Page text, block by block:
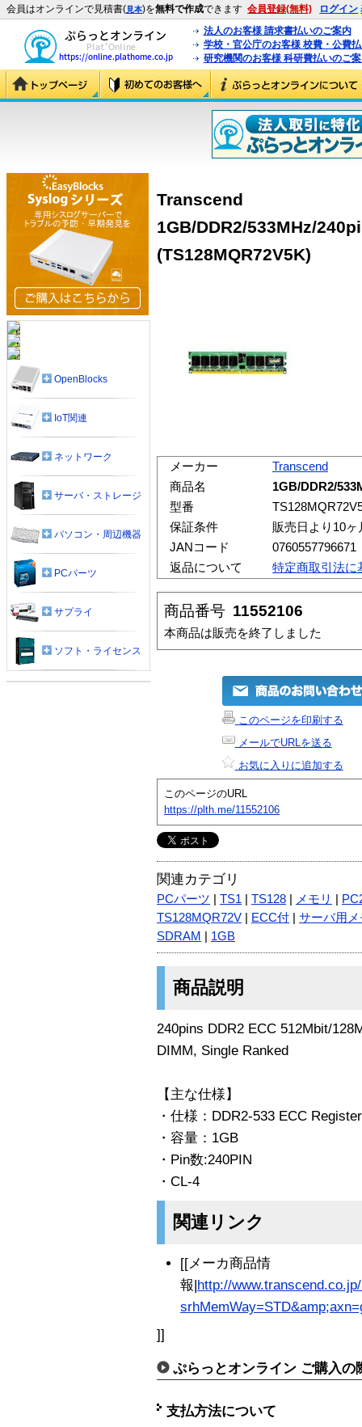
会員はオンラインで見積書(見本)を無料で作成できます 会員登録(無料) ログイン
法人のお客様 請求書払いのご案内
学校・官公庁のお客様 校費・公費
研究機関のお客様 科研費払いのご
Transcend
1GB/DDR2/533MHz/
(TS128MQR72V5K)
メーカー
Transcend
商品名
1GB/DDR2/
型番
保証条件
販売日より10
JANコード
0760557796671
返品について
特定商取引法に
商品番号 11552106
本商品は販売を終了しました
このページを印刷する
メールでURLを送る
お気に入りに追加する
このページのURL
https://plth.me/11552106
関連カテゴリ
PCパーツ TS1 TS128 メモリ
TS128MQR72V
ECC付
サーバ用メ
SDRAM
1GB
商品説明
240pins DDR2 ECC 512Mbit/
DIMM, Single Ranked
【主な仕様】
・仕様：DDR2-533 ECC
・容量：1GB
・Pin数:240PIN
・CL-4
関連リンク
[[メーカ商品情
報|http://
]]
ぷらっとオンライン ご購入の
支払方法について
OpenBlocks
IoT関連
ネットワーク
サーバ・ストレージ
パソコン・周辺機器
PCパーツ
サプライ
ソフト・ライセンス